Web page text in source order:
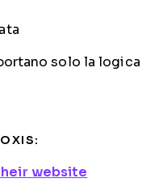
solo la logica
website